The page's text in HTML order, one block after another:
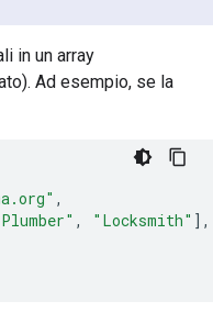
in un array
Ad esempio, se la
,
, "Locksmith" ],